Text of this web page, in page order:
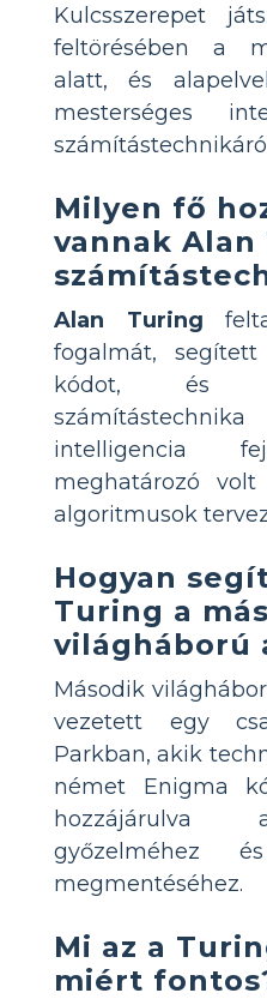
Kulcsszerepet
feltörésében a
alatt, és
mesterséges
Milyen fő
vannak
Alan Turing
fogalmát,
kódot, és
intelligencia
meghatározó
algoritmusok
Hogyan
Turing a
világháború
Második
vezetett egy
Parkban, akik
német Enigma
hozzájárulva
győzelméhez
megmentéséhez.
Mi az a
miért